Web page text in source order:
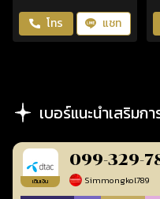
โทร แชท
เบอร์แนะนำเสริมก
เติมเงิน
099-329-
Simmongkol789